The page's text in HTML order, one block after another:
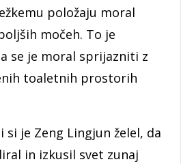
položaju moral
močeh. To je
se je moral sprijazniti z
toaletnih prostorih
si je Zeng Lingjun želel, da
in izkusil svet zunaj